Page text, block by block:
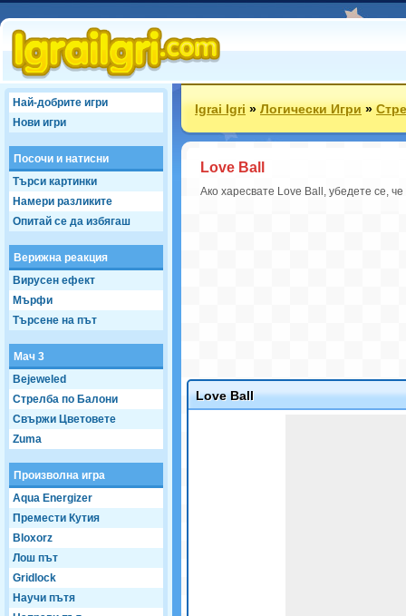
Най-добрите игри
Нови игри
Посочи и натисни
Търси картинки
Намери разликите
Опитай се да избягаш
Верижна реакция
Вирусен ефект
Мърфи
Търсене на път
Мач 3
Bejeweled
Стрелба по Балони
Свържи Цветовете
Zuma
Произволна игра
Aqua Energizer
Премести Кутия
Bloxorz
Лош път
Gridlock
Научи пътя
Igrai Igri»Логически Игри»
Love Ball
Ако харесвате Love Ball, убедете се,
Love Ball